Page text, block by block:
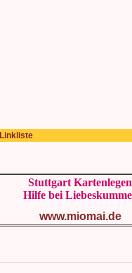
Linkliste
Stuttgart Kartenlegen
Hilfe bei
www.miomai.de